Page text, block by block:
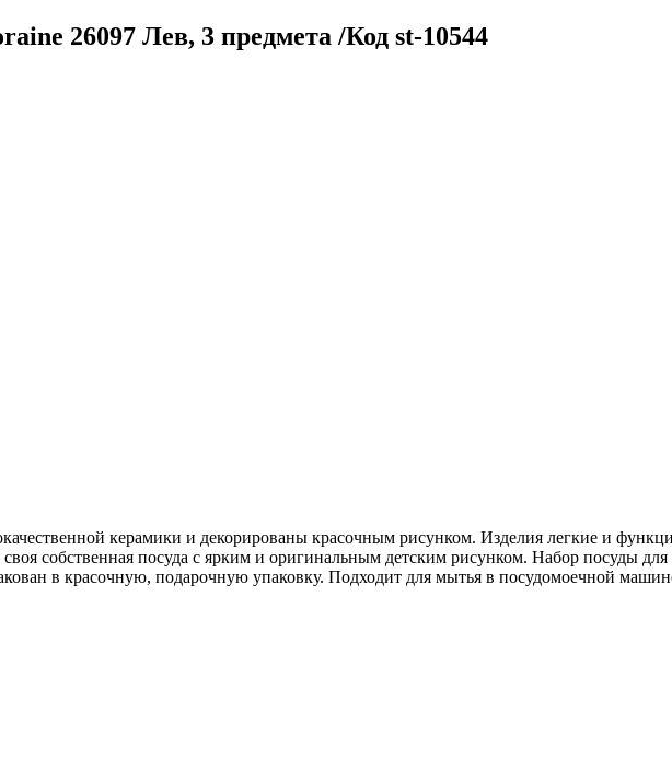
26097 Лев, 3 предмета /Код st-10544
керамики и декорированы красочным рисунком. Изделия легкие и
своя собственная посуда с ярким и оригинальным детским рисунком. Набор посуды
в красочную, подарочную упаковку. Подходит для мытья в посудомоечной